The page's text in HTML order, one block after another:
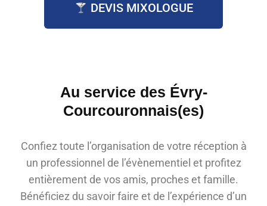
DEVIS MIXOLOGUE
Au service des Évry-
Courcouronnais(es)
Confiez toute l’organisation de votre réception à
un professionnel de l’évènementiel et profitez
entièrement de vos amis, proches et famille.
Bénéficiez du savoir faire et de l’expérience d’un